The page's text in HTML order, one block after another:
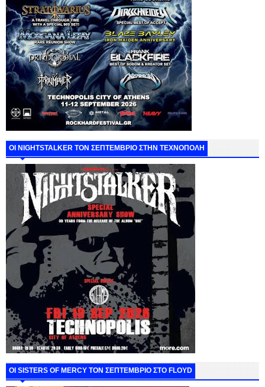
ΟΙ NIGHTSTALKER ΤΟΝ ΣΕΠΤΕΜΒΡΙΟ ΣΤΗΝ ΤΕΧΝΟΠΟΛΗ
ΟΙ SISTERS OF MERCY ΤΟΝ ΣΕΠΤΕΜΒΡΙΟ ΣΤΟ FLOYD